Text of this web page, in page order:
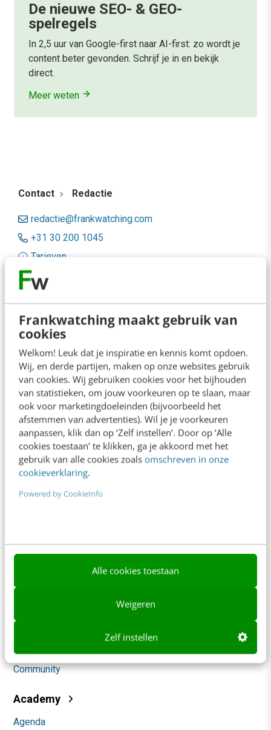
Frankwatching maakt gebruik van
cookies
Welkom! Leuk dat je inspiratie en kennis komt opdoen.
Wij, en derde partijen, maken op onze websites gebruik
van cookies. Wij gebruiken cookies voor het bijhouden
van statistieken, om jouw voorkeuren op te slaan, maar
ook voor marketingdoeleinden (bijvoorbeeld het
afstemmen van advertenties). Wil je je voorkeuren
aanpassen, klik dan op ‘Zelf instellen’. Door op ‘Alle
cookies toestaan’ te klikken, ga je akkoord met het
gebruik van alle cookies zoals omschreven in onze
cookieverklaring.
Powered by CookieInfo
Alle cookies toestaan
Weigeren
Zelf instellen
De nieuwe SEO- & GEO-
spelregels
In 2,5 uur van Google-first naar AI-first: zo wordt je
content beter gevonden. Schrijf je in en bekijk
direct.
Meer weten
Contact Redactie
redactie@frankwatching.com
+31 30 200 1045
Tarieven
Meer contactopties
Frankwatching
Adverteren
Contact
Nieuwsbrieven
Over ons
Ons team
Werken bij
Whitepapers
Content & Communicatie
Social
Community
Academy
Agenda